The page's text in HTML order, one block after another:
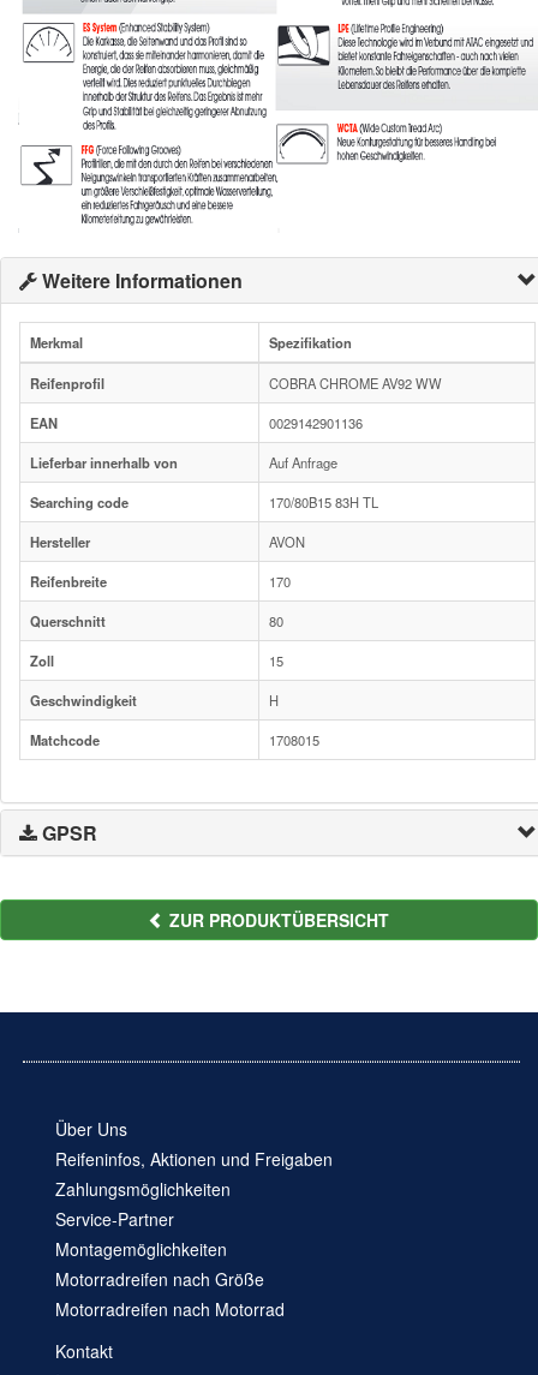
Weitere Informationen
Merkmal Spezifikation
Reifenprofil COBRA CHROME AV92 WW
EAN 0029142901136
Lieferbar innerhalb von Auf Anfrage
Searching code 170/80B15 83H TL
Hersteller AVON
Reifenbreite 170
Querschnitt 80
Zoll 15
Geschwindigkeit H
Matchcode 1708015
GPSR
ZUR PRODUKTÜBERSICHT
Über Uns
Reifeninfos, Aktionen und Freigaben
Zahlungsmöglichkeiten
Service-Partner
Montagemöglichkeiten
Motorradreifen nach Größe
Motorradreifen nach Motorrad
Kontakt